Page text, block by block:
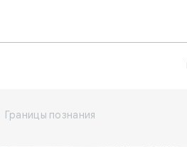
Границы познания